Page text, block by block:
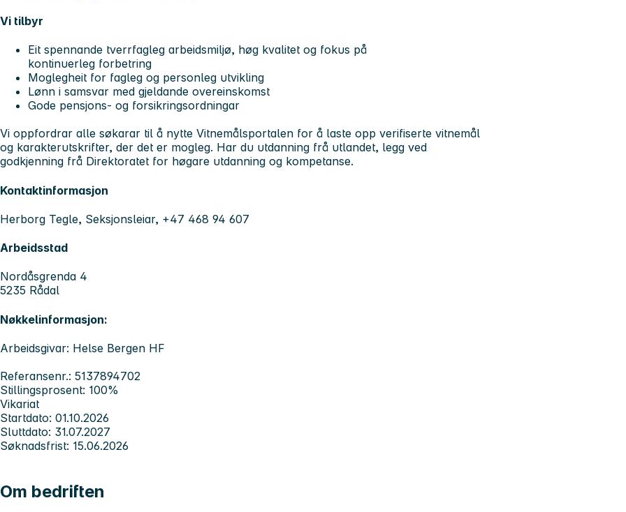
Vi tilbyr
Eit spennande tverrfagleg arbeidsmiljø, høg kvalitet og fokus på
kontinuerleg forbetring
Moglegheit for fagleg og personleg utvikling
Lønn i samsvar med gjeldande overeinskomst
Gode pensjons- og forsikringsordningar
Vi oppfordrar alle søkarar til å nytte Vitnemålsportalen for å laste opp verifiserte vitnemål
og karakterutskrifter, der det er mogleg. Har du utdanning frå utlandet, legg ved
godkjenning frå Direktoratet for høgare utdanning og kompetanse.
Kontaktinformasjon
Herborg Tegle, Seksjonsleiar, +47 468 94 607
Arbeidsstad
Nordåsgrenda 4
5235 Rådal
Nøkkelinformasjon:
Arbeidsgivar: Helse Bergen HF
Referansenr.: 5137894702
Stillingsprosent: 100%
Vikariat
Startdato: 01.10.2026
Sluttdato: 31.07.2027
Søknadsfrist: 15.06.2026
Om bedriften